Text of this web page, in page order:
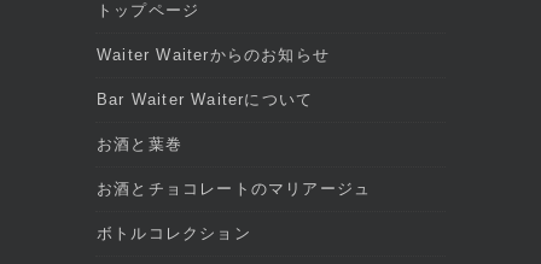
トップページ
Waiter Waiterからのお知らせ
Bar Waiter Waiterについて
お酒と葉巻
お酒とチョコレートのマリアージュ
ボトルコレクション